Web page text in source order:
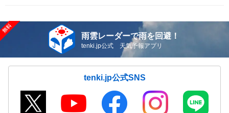
雨雲レーダーで雨を回避！
tenki.jp公式 天気予報アプリ
tenki.jp公式SNS